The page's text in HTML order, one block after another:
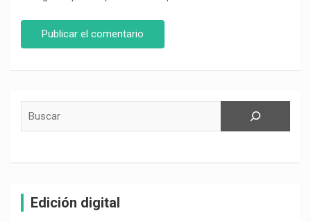
Edición digital